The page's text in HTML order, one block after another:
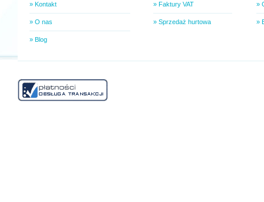
» Kontakt
» O nas
» Blog
» Faktury VAT
» Sprzedaż hurtowa
»
»